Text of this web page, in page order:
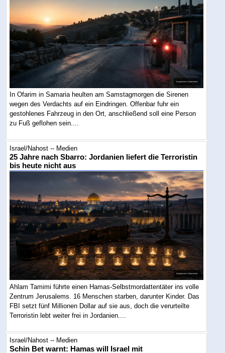
In Ofarim in Samaria heulten am Samstagmorgen die Sirenen
wegen des Verdachts auf ein Eindringen. Offenbar fuhr ein
gestohlenes Fahrzeug in den Ort, anschließend soll eine Person
zu Fuß geflohen sein....
Israel/Nahost -- Medien
25 Jahre nach Sbarro: Jordanien liefert die Terroristin
bis heute nicht aus
Ahlam Tamimi führte einen Hamas-Selbstmordattentäter ins volle
Zentrum Jerusalems. 16 Menschen starben, darunter Kinder. Das
FBI setzt fünf Millionen Dollar auf sie aus, doch die verurteilte
Terroristin lebt weiter frei in Jordanien....
Israel/Nahost -- Medien
Schin Bet warnt: Hamas will Israel mit